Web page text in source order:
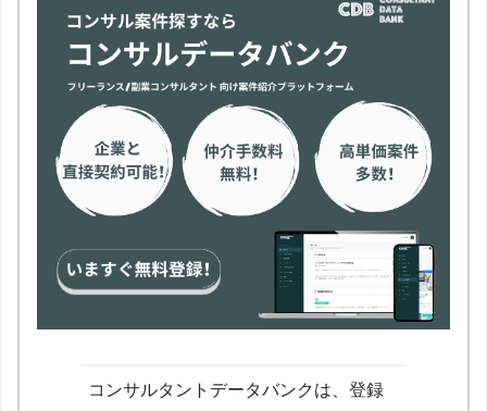
コンサルタントデータバンクは、登録